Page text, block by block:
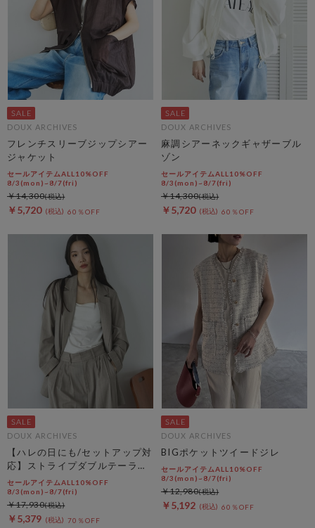
DOUX ARCHIVES
フレンチスリーブジップシアー
ジャケット
セールアイテムALL10%OFF
8/3(mon)~8/7(fri)
￥5,720 60％OFF
￥14,300
DOUX ARCHIVES
麻調シアーネックギャザーブル
ゾン
セールアイテムALL10%OFF
8/3(mon)~8/7(fri)
￥5,720 60％OFF
￥14,300
DOUX ARCHIVES
【ハレの日にも/セットアップ対
応】ストライプダブルテーラー
ドジャケット
セールアイテムALL10%OFF
8/3(mon)~8/7(fri)
￥5,379 70％OFF
￥17,930
DOUX ARCHIVES
BIGポケットツイードジレ
セールアイテムALL10%OFF
8/3(mon)~8/7(fri)
￥5,192 60％OFF
￥12,980